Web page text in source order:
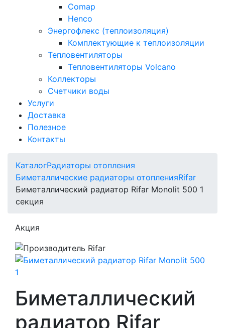
Comap
Henco
Энергофлекс (теплоизоляция)
Комплектующие к теплоизоляции
Тепловентиляторы
Тепловентиляторы Volcano
Коллекторы
Счетчики воды
Услуги
Доставка
Полезное
Контакты
КаталогРадиаторы отопления
Биметаллические радиаторы отопленияRifar
Биметаллический радиатор Rifar Monolit 500 1
секция
Акция
Биметаллический
радиатор Rifar